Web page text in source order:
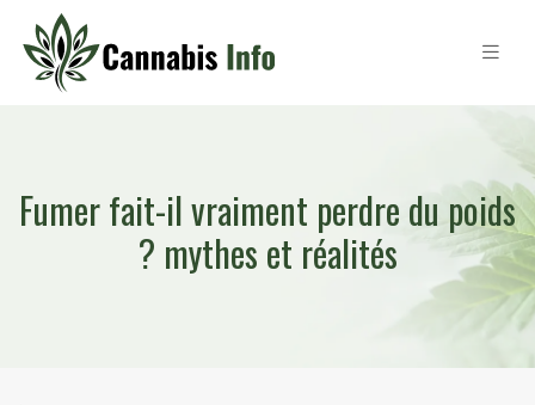
Fumer fait-il vraiment perdre du poids
? mythes et réalités